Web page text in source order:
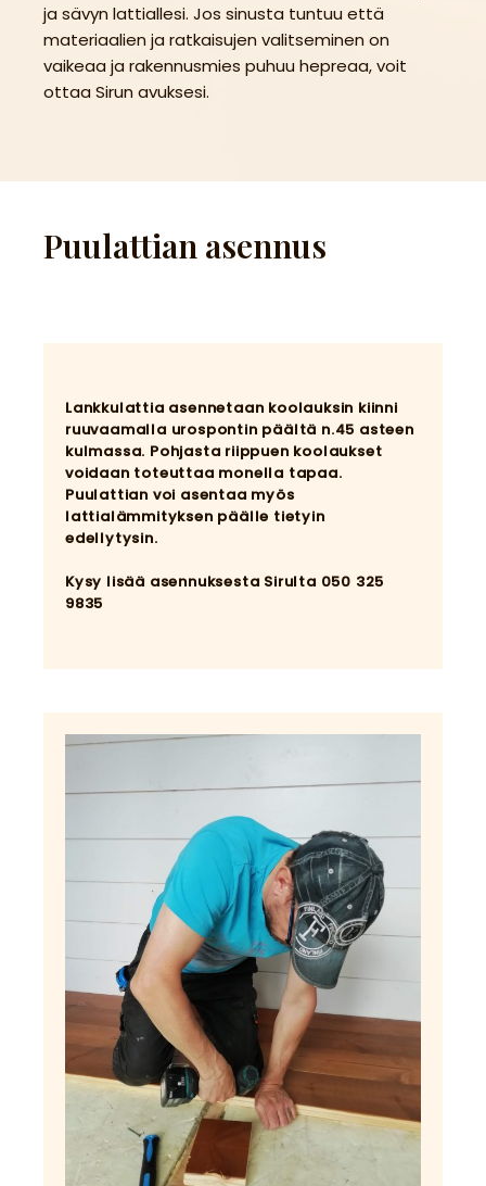
ja sävyn lattiallesi. Jos sinusta tuntuu että
materiaalien ja ratkaisujen valitseminen on
vaikeaa ja rakennusmies puhuu hepreaa, voit
ottaa Sirun avuksesi.
Puulattian asennus
Lankkulattia asennetaan koolauksin kiinni
ruuvaamalla urospontin päältä n.45 asteen
kulmassa. Pohjasta riippuen koolaukset
voidaan toteuttaa monella tapaa.
Puulattian voi asentaa myös
lattialämmityksen päälle tietyin
edellytysin.
Kysy lisää asennuksesta Sirulta 050 325
9835